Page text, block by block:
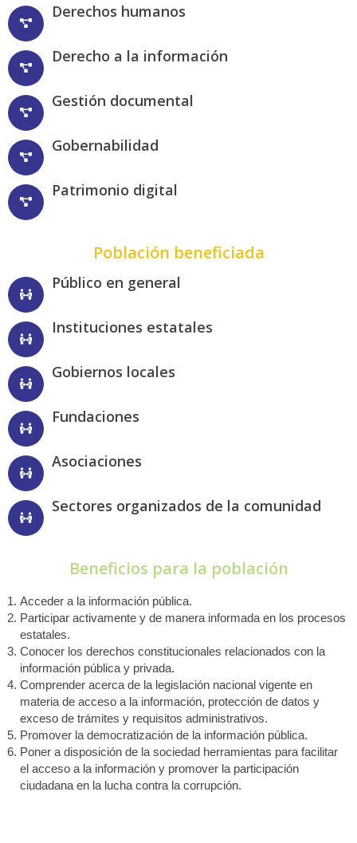
Derechos humanos
Derecho a la información
Gestión documental
Gobernabilidad
Patrimonio digital
Población beneficiada
Público en general
Instituciones estatales
Gobiernos locales
Fundaciones
Asociaciones
Sectores organizados de la comunidad
Beneficios para la población
Acceder a la información pública.
Participar activamente y de manera informada en los procesos
estatales.
Conocer los derechos constitucionales relacionados con la
información pública y privada.
Comprender acerca de la legislación nacional vigente en
materia de acceso a la información, protección de datos y
exceso de trámites y requisitos administrativos.
Promover la democratización de la información pública.
Poner a disposición de la sociedad herramientas para facilitar
el acceso a la información y promover la participación
ciudadana en la lucha contra la corrupción.